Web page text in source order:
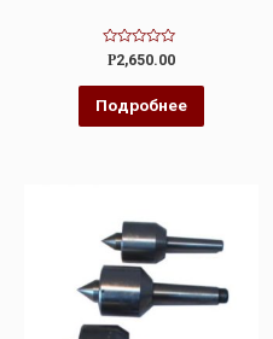
Оценка
0
из
Р2,650.00
Подробнее